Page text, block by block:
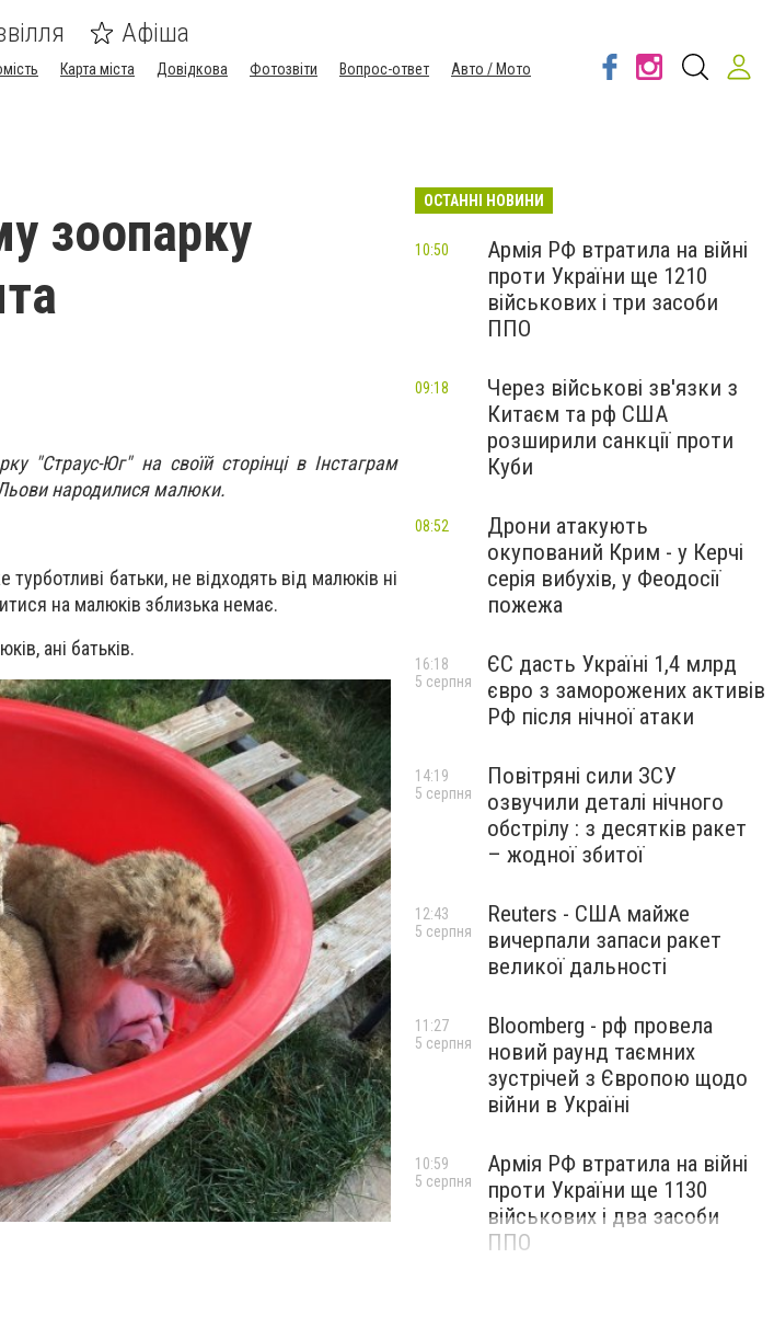
Афіша
Карта міста Довідкова Фотозвіти Вопрос-ответ
Авто / Мото
зоопарку
"Страус-Юг" на своїй сторінці в Інстаграм
Льови народилися малюки.
батьки, не відходять від малюків ні
на малюків зблизька немає.
ані батьків.
ОСТАННІ НОВИНИ
Армія РФ втратила на війні
проти України ще 1210
військових і три засоби
ППО
10:50
Через військові зв'язки з
Китаєм та рф США
розширили санкції проти
Куби
09:18
Дрони атакують
окупований Крим - у Керчі
серія вибухів, у Феодосії
пожежа
08:52
ЄС дасть Україні 1,4 млрд
євро з заморожених активів
РФ після нічної атаки
16:18
5 серпня
Повітряні сили ЗСУ
озвучили деталі нічного
обстрілу : з десятків ракет
– жодної збитої
14:19
5 серпня
Reuters - США майже
вичерпали запаси ракет
великої дальності
12:43
5 серпня
Bloomberg - рф провела
новий раунд таємних
зустрічей з Європою щодо
війни в Україні
11:27
5 серпня
Армія РФ втратила на війні
проти України ще 1130
військових і два засоби
ППО
10:59
5 серпня